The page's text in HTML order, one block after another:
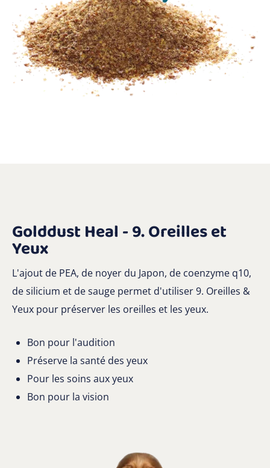
Golddust Heal - 9. Oreilles et
Yeux
L'ajout de PEA, de noyer du Japon, de coenzyme q10,
de silicium et de sauge permet d'utiliser 9. Oreilles &
Yeux pour préserver les oreilles et les yeux.
Bon pour l'audition
Préserve la santé des yeux
Pour les soins aux yeux
Bon pour la vision